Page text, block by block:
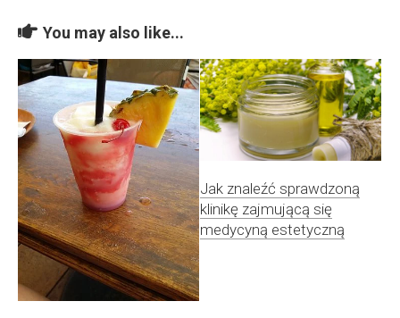
You may also like...
Jak znaleźć sprawdzoną
klinikę zajmującą się
medycyną estetyczną